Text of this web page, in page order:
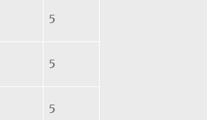
5
5
5